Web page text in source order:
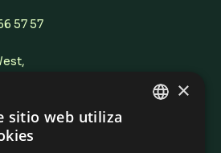
57 57
Canada
×
sitio web utiliza